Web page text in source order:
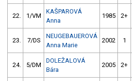
22. 1/VM
KAŠPAROVÁ
Anna
1985 2+
23. 7/DS
NEUGEBAUEROVÁ
Anna Marie
2002 1
24. 5/DM
DOLEŽALOVÁ
Bára
2005 2+